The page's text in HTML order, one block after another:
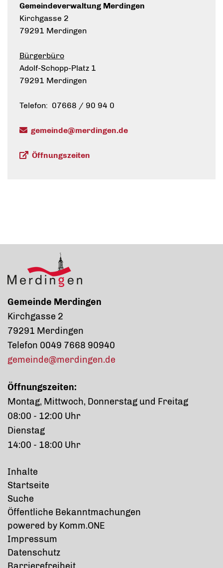
Gemeindeverwaltung Merdingen
Kirchgasse 2
79291 Merdingen
Bürgerbüro
Adolf-Schopp-Platz 1
79291 Merdingen
Telefon: 07668 / 90 94 0
gemeinde@merdingen.de
Öffnungszeiten
Gemeinde Merdingen
Kirchgasse 2
79291 Merdingen
Telefon 0049 7668 90940
gemeinde@merdingen.de
Öffnungszeiten:
Montag, Mittwoch, Donnerstag und Freitag
08:00 - 12:00 Uhr
Dienstag
14:00 - 18:00 Uhr
Inhalte
Startseite
Suche
Öffentliche Bekanntmachungen
powered by Komm.ONE
Impressum
Datenschutz